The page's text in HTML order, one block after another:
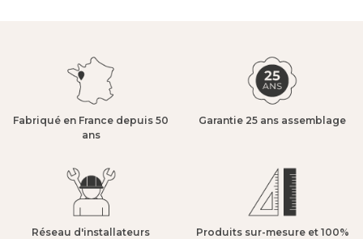
Fabriqué en France depuis 50
ans​
Garantie 25 ans assemblage​
Réseau d'installateurs
Produits sur-mesure et 100%